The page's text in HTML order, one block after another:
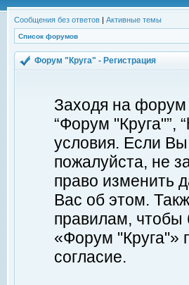
Сообщения без ответов | Активные темы
Список форумов
Форум "Круга" - Регистрация
Заходя на
“Форум "Круга"”,
условия. Если
пожалуйста, не
право изменить
Вас об этом.
правилам, чтобы
«Форум "Круга"»
согласие.